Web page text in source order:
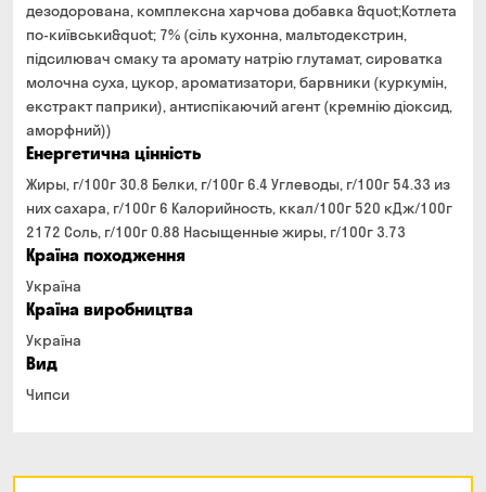
дезодорована, комплексна харчова добавка &quot;Котлета
по-київськи&quot; 7% (сіль кухонна, мальтодекстрин,
підсилювач смаку та аромату натрію глутамат, сироватка
молочна суха, цукор, ароматизатори, барвники (куркумін,
екстракт паприки), антиспікаючий агент (кремнію діоксид,
аморфний))
Енергетична цінність
Жиры, г/100г 30.8 Белки, г/100г 6.4 Углеводы, г/100г 54.33 из
них сахара, г/100г 6 Калорийность, ккал/100г 520 кДж/100г
2172 Соль, г/100г 0.88 Насыщенные жиры, г/100г 3.73
Країна походження
Україна
Країна виробництва
Україна
Вид
Чипси